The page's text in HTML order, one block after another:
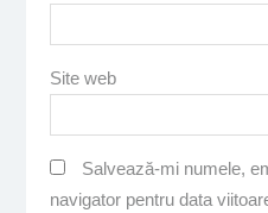
Site web
Salvează-mi numele,
navigator pentru data